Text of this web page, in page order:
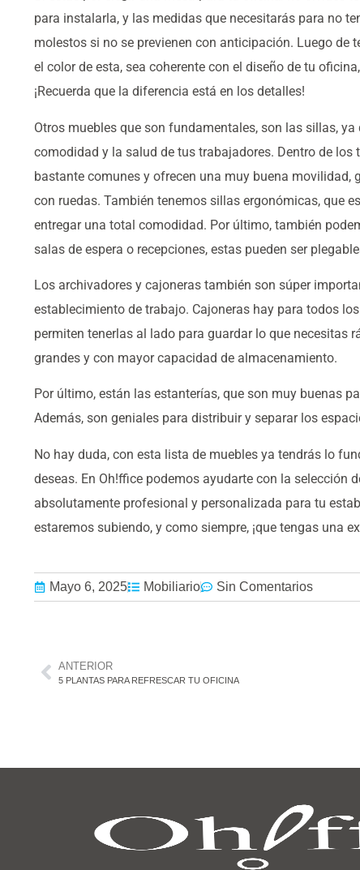
para instalarla, y las medidas que necesitarás para no
molestos si no se previenen con anticipación. Luego de
el color de esta, sea coherente con el diseño de tu
¡Recuerda que la diferencia está en los detalles!
Otros muebles que son fundamentales, son las sillas,
comodidad y la salud de tus trabajadores. Dentro de
bastante comunes y ofrecen una muy buena
con ruedas. También tenemos sillas ergonómicas, que
entregar una total comodidad. Por último, también
salas de espera o recepciones, estas pueden ser
Los archivadores y cajoneras también son súper
establecimiento de trabajo. Cajoneras hay para todos
permiten tenerlas al lado para guardar lo que necesitas
grandes y con mayor capacidad de almacenamiento.
Por último, están las estanterías, que son muy buenas
Además, son geniales para distribuir y separar los
No hay duda, con esta lista de muebles ya tendrás lo
deseas. En Oh!ffice podemos ayudarte con la selección
absolutamente profesional y personalizada para tu
estaremos subiendo, y como siempre, ¡que tengas una
Mayo 6, 2025 Mobiliario Sin Comentarios
ANTERIOR
5 PLANTAS PARA REFRESCAR TU OFICINA